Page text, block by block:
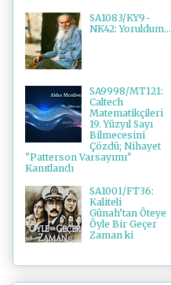
SA1083/KY9-
NK42: Yoruldum...
SA9998/MT121:
Caltech
Matematikçileri
19. Yüzyıl Sayı
Bilmecesini
Çözdü; Nihayet
"Patterson Varsayımı"
Kanıtlandı
SA1001/FT36:
Kaliteli
Günah’tan Öteye
Öyle Bir Geçer
Zaman ki